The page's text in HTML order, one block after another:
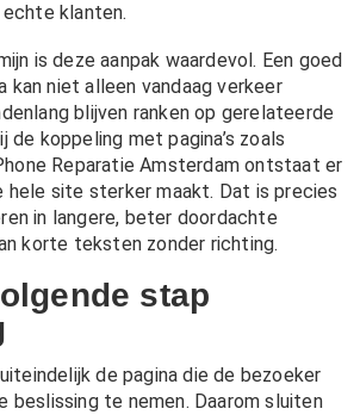
klanten.
is deze aanpak waardevol. Een goed
kan niet alleen vandaag verkeer
blijven ranken op gerelateerde
de koppeling met pagina’s zoals
Reparatie Amsterdam ontstaat er
hele site sterker maakt. Dat is precies
in langere, beter doordachte
korte teksten zonder richting.
stap
de pagina die de bezoeker
beslissing te nemen. Daarom sluiten